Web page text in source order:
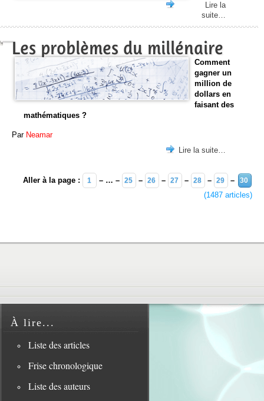
Lire la
suite…
Les problèmes du millénaire
Comment
gagner un
million de
dollars en
faisant des
mathématiques ?
Par Neamar
Lire la suite…
Aller à la page : 1 – … – 25 – 26 – 27 – 28 – 29 – 30
(1487 articles)
À lire...
Liste des articles
Frise chronologique
Liste des auteurs